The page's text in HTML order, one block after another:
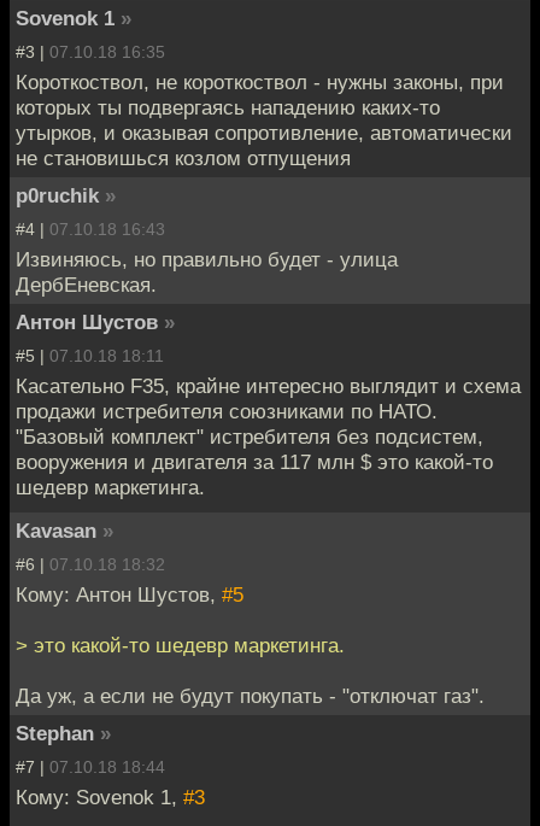
Sovenok 1 »
#3 | 07.10.18 16:35
Короткоствол, не короткоствол - нужны законы, при
которых ты подвергаясь нападению каких-то
утырков, и оказывая сопротивление, автоматически
не становишься козлом отпущения
p0ruchik »
#4 | 07.10.18 16:43
Извиняюсь, но правильно будет - улица
ДербЕневская.
Антон Шустов »
#5 | 07.10.18 18:11
Касательно F35, крайне интересно выглядит и схема
продажи истребителя союзниками по НАТО.
"Базовый комплект" истребителя без подсистем,
вооружения и двигателя за 117 млн $ это какой-то
шедевр маркетинга.
Kavasan »
#6 | 07.10.18 18:32
Кому: Антон Шустов, #5
> это какой-то шедевр маркетинга.
Да уж, а если не будут покупать - "отключат газ".
Stephan »
#7 | 07.10.18 18:44
Кому: Sovenok 1, #3